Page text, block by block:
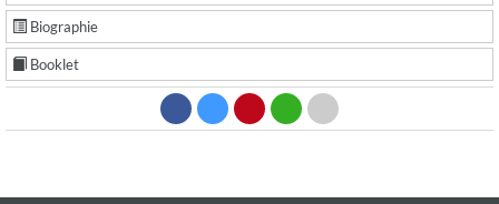
Biographie
Booklet